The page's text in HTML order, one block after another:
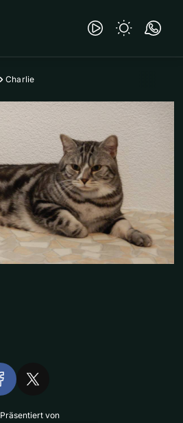
Charlie
Präsentiert von